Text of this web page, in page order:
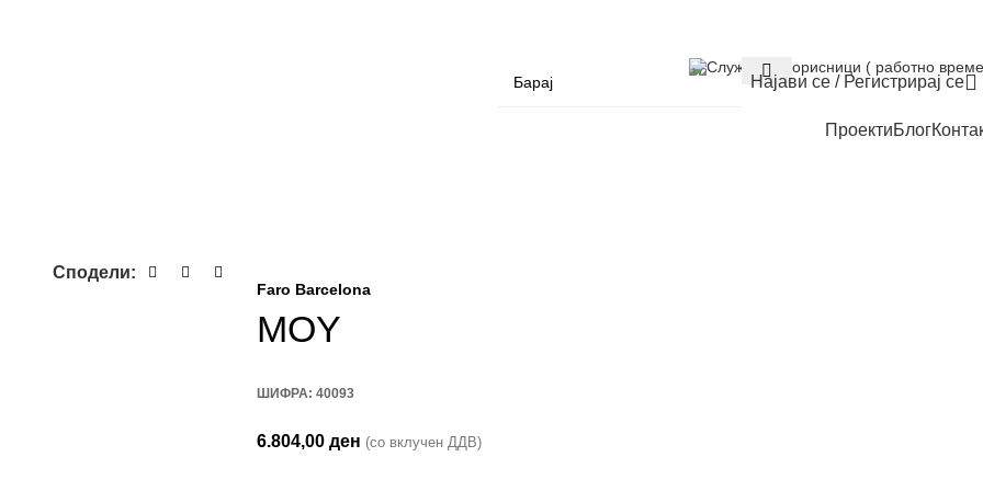
Служба за корисници ( работно
Најави се / Регистрирај се
ПроектиБлог
Сподели:
Faro Barcelona
MOY
ШИФРА: 40093
6.804,00 ден (со вклучен ДДВ)